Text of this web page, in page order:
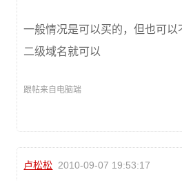
一般情况是可以买的，但也可
二级域名就可以
跟帖来自电脑端
卢松松 2010-09-07 19:53:17